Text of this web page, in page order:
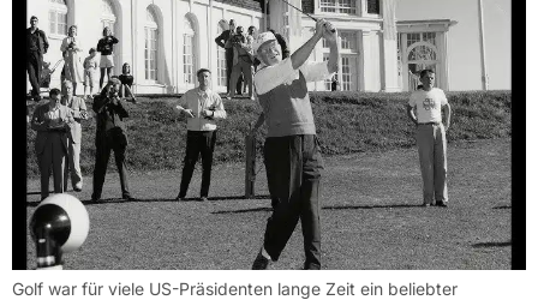
Golf war für viele US-Präsidenten lange Zeit ein beliebter